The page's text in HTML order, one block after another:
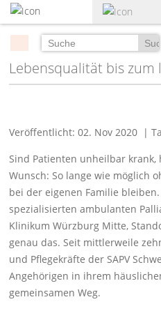
zum
Hauptinhalt
Suchen
Lebensqualität bis zum
Veröffentlicht: 02. Nov 2020 |
Sind Patienten unheilbar
Wunsch: So lange wie möglich
bei der eigenen Familie
spezialisierten ambulanten
Klinikum Würzburg Mitte,
genau das. Seit mittlerweile
und Pflegekräfte der SAPV
Angehörigen in ihrem
gemeinsamen Weg.